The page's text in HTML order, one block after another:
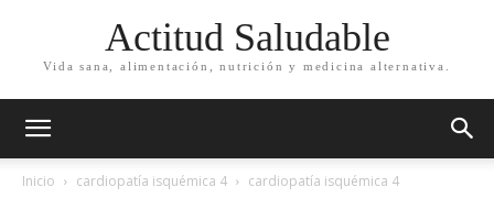
Actitud Saludable
Vida sana, alimentación, nutrición y medicina alternativa.
Inicio cardiopatía isquémica 4 cardiopatía isquémica 4